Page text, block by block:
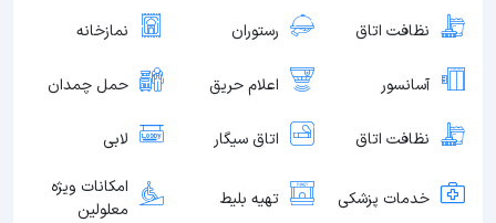
نظافت اتاق رستوران نمازخانه
آسانسور اعلام حریق حمل چمدان
نظافت اتاق اتاق سیگار لابی
خدمات پزشکی تهیه بلیط
امکانات ویژه
معلولین